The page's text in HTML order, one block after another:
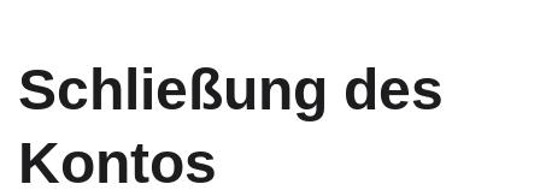
Schließung des
Kontos